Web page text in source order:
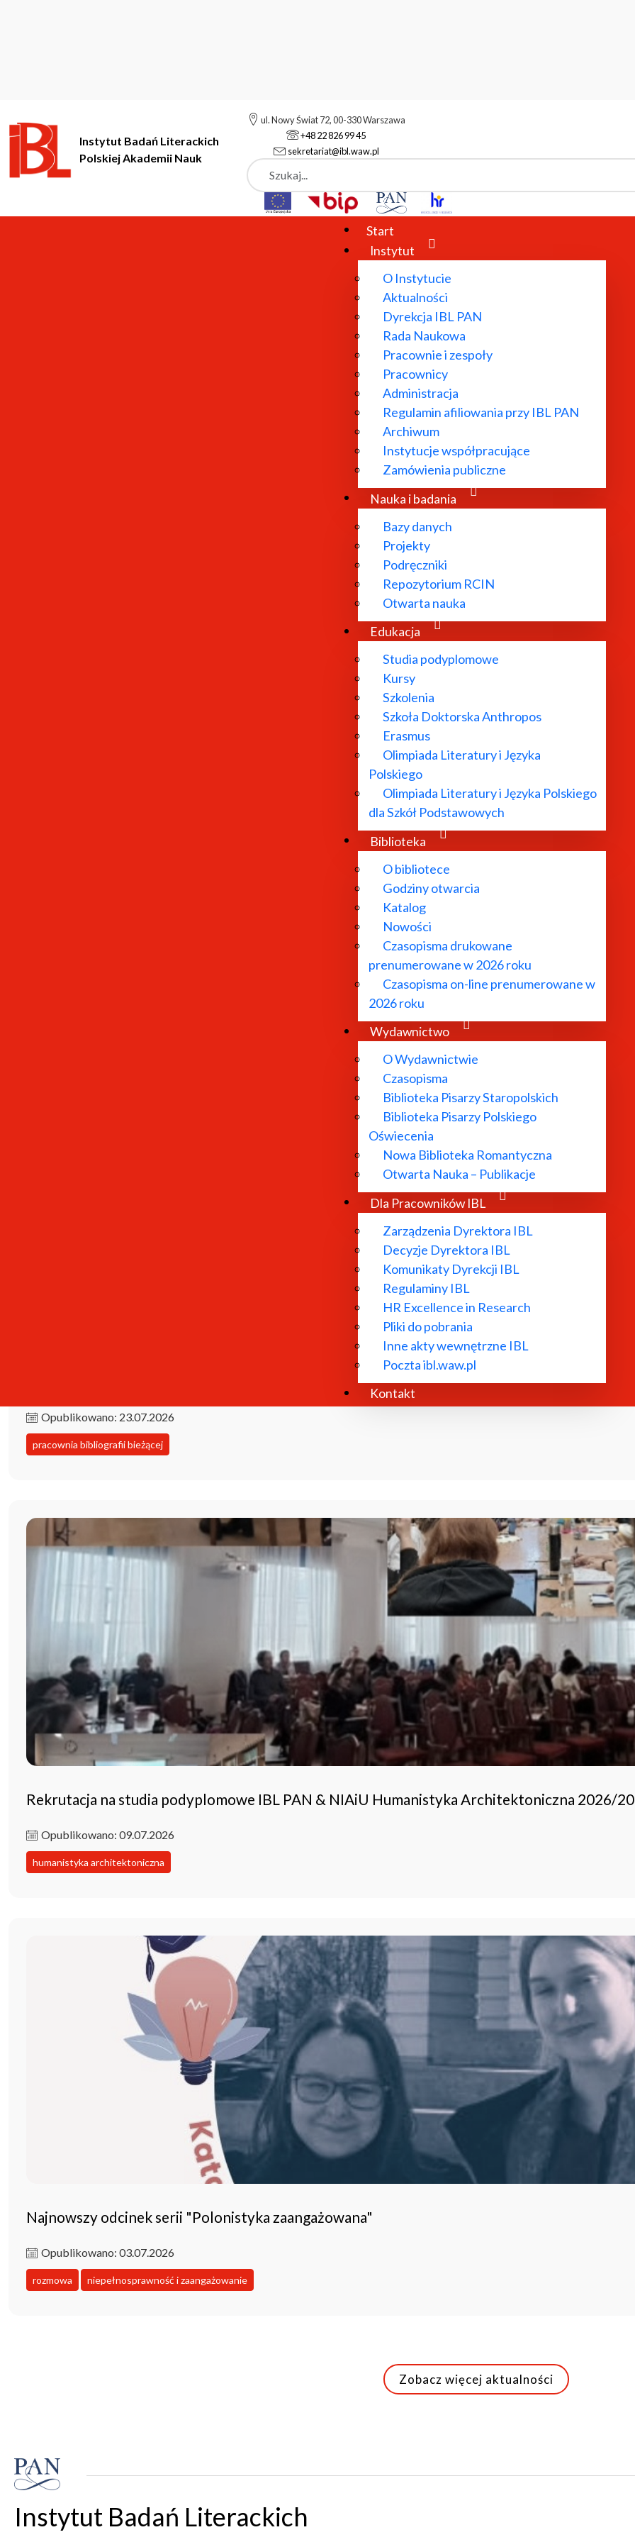
Instytut Badań Literackich
Polskiej Akademii Nauk
ul. Nowy Świat 72, 00-330 Warszawa
+48 22 826 99 45
sekretariat@ibl.waw.pl
Szukaj
Start
Instytut
O Instytucie
Aktualności
Dyrekcja IBL PAN
Rada Naukowa
Pracownie i zespoły
Pracownicy
Administracja
Regulamin afiliowania przy IBL PAN
Archiwum
Instytucje współpracujące
Zamówienia publiczne
Nauka i badania
Bazy danych
Projekty
Podręczniki
Repozytorium RCIN
Otwarta nauka
Edukacja
Studia podyplomowe
Kursy
Szkolenia
Szkoła Doktorska Anthropos
Erasmus
Olimpiada Literatury i Języka
Polskiego
Olimpiada Literatury i Języka Polskiego
dla Szkół Podstawowych
Biblioteka
O bibliotece
Godziny otwarcia
Katalog
Nowości
Czasopisma drukowane
prenumerowane w 2026 roku
Czasopisma on-line prenumerowane w
2026 roku
Wydawnictwo
O Wydawnictwie
Czasopisma
Biblioteka Pisarzy Staropolskich
Biblioteka Pisarzy Polskiego
Oświecenia
Nowa Biblioteka Romantyczna
Otwarta Nauka – Publikacje
Dla Pracowników IBL
Zarządzenia Dyrektora IBL
Decyzje Dyrektora IBL
Komunikaty Dyrekcji IBL
Regulaminy IBL
HR Excellence in Research
Pliki do pobrania
Inne akty wewnętrzne IBL
Poczta ibl.waw.pl
Kontakt
Instytut Badań Literackich PAN został powołany w
prowadzonych w Instytucie jest historia literatury
polskiej, a także rozbudowane prace bibliograficzne i
dokumentacyjne, leksykograficzne oraz edytorskie.
Opublikowano: 23.07.2026
pracownia bibliografii bieżącej
Rekrutacja na studia podyplomowe IBL PAN & NIAiU Humanistyka Architektoniczna 2026/
Opublikowano: 09.07.2026
humanistyka architektoniczna
Najnowszy odcinek serii "Polonistyka zaangażowana"
Opublikowano: 03.07.2026
rozmowa niepełnosprawność i zaangażowanie
Zobacz więcej aktualności
Instytut Badań Literackich